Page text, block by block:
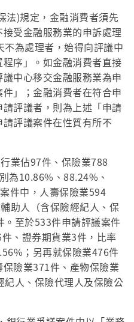
法)規定，金融消費者須先
受金融服務業的申訴處理
為處理者，始得向評議中
序」。如金融消費者直接
中心移交金融服務業為申
」；金融消費者在符合申
評議者，則為上述「申請
評議案件在性質有所不
業佔97件、保險業788
為10.86%、88.24%、
件中，人壽保險業594
助人（含保險經紀人、保
至於533件申請評議案件
、證券期貨業3件，比率
；另再就保險業476件
險業371件、產物保險業
人、保險代理人及保險公